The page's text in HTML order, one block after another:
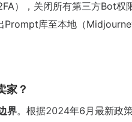
），关闭所有第三方Bot权
库至本地（
家？
界。根据2024年6月最新政